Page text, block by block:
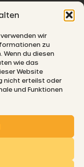
wir
zu
du diesen
wie das
Website
nicht erteilst oder
und Funktionen